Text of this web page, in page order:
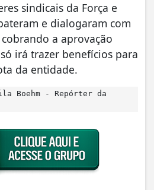
sindicais da Força e
e dialogaram com
a aprovação
irá trazer benefícios para
da entidade.
Boehm - Repórter da